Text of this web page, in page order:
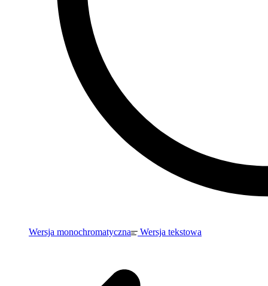
Wersja monochromatyczna Wersja tekstowa